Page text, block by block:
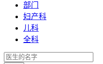
部门
妇产科
儿科
全科